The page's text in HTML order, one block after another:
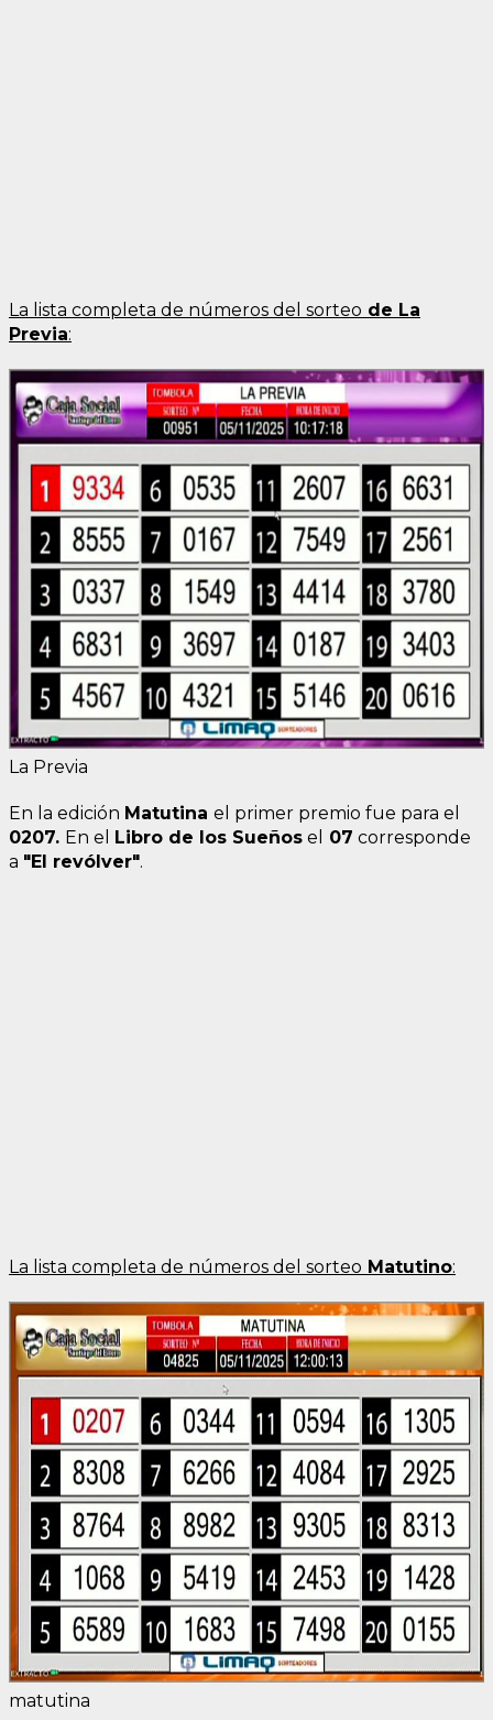
La lista completa de números del sorteo de La
Previa:
La Previa
En la edición Matutina el primer premio fue para el
0207. En el Libro de los Sueños el 07 corresponde
a "El revólver".
La lista completa de números del sorteo Matutino:
matutina